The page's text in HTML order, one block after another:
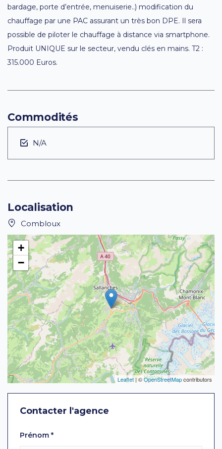
bardage, porte d’entrée, menuiserie..) modification du
chauffage par une PAC assurant un très bon DPE. Il sera
possible de piloter le chauffage à distance via smartphone.
Produit UNIQUE sur le secteur, vendu clés en mains. T2 :
315.000 Euros.
Commodités
N/A
Localisation
Combloux
+
−
Leaflet | ©OpenStreetMapcontributors
Contacter l'agence
Laissez ce champ vide
Prénom *